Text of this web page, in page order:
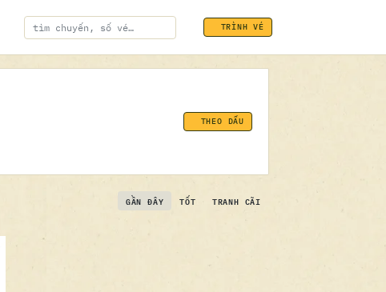
TRÌNH VÉ
THEO DẤU
GẦN ĐÂY TỐT TRANH CÃI